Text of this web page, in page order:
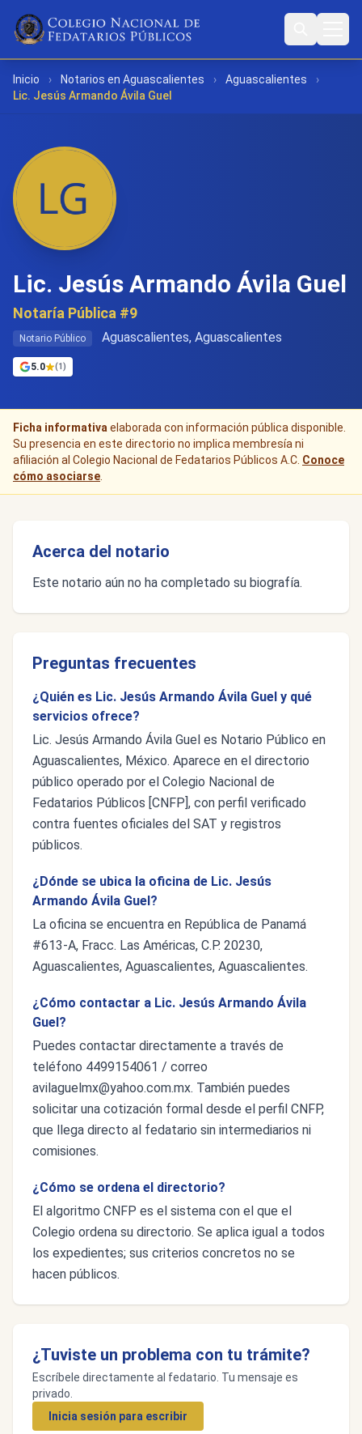
Inicio › Notarios en Aguascalientes › Aguascalientes
›
Lic. Jesús Armando Ávila Guel
Lic. Jesús Armando Ávila Guel
Notaría Pública #9
Notario Público Aguascalientes, Aguascalientes
5.0 (1)
Ficha informativa elaborada con información pública disponible.
Su presencia en este directorio no implica membresía ni
afiliación al Colegio Nacional de Fedatarios Públicos A.C. Conoce
cómo asociarse
Acerca del notario
Este notario aún no ha completado su biografía.
Preguntas frecuentes
¿Quién es Lic. Jesús Armando Ávila Guel y qué
servicios ofrece?
Lic. Jesús Armando Ávila Guel es Notario Público en
Aguascalientes, México. Aparece en el directorio
público operado por el Colegio Nacional de
Fedatarios Públicos [CNFP], con perfil verificado
contra fuentes oficiales del SAT y registros
públicos.
¿Dónde se ubica la oficina de Lic. Jesús
Armando Ávila Guel?
La oficina se encuentra en República de Panamá
#613-A, Fracc. Las Américas, C.P. 20230,
Aguascalientes, Aguascalientes, Aguascalientes.
¿Cómo contactar a Lic. Jesús Armando Ávila
Guel?
Puedes contactar directamente a través de
teléfono 4499154061 / correo
avilaguelmx@yahoo.com.mx. También puedes
solicitar una cotización formal desde el perfil CNFP,
que llega directo al fedatario sin intermediarios ni
comisiones.
¿Cómo se ordena el directorio?
El algoritmo CNFP es el sistema con el que el
Colegio ordena su directorio. Se aplica igual a todos
los expedientes; sus criterios concretos no se
hacen públicos.
¿Tuviste un problema con tu trámite?
Escríbele directamente al fedatario. Tu mensaje es
privado.
Inicia sesión para escribir